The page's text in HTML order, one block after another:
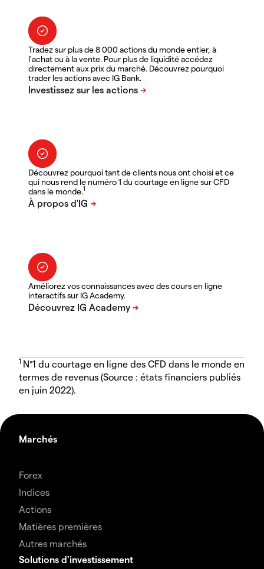
Tradez sur plus de 8 000 actions du monde entier, à
l'achat ou à la vente. Pour plus de liquidité accédez
directement aux prix du marché. Découvrez pourquoi
trader les actions avec IG Bank.
Découvrez pourquoi tant de clients nous ont choisi et ce
qui nous rend le numéro 1 du courtage en ligne sur CFD
dans le monde.1
Améliorez vos connaissances avec des cours en ligne
interactifs sur IG Academy.
1 N°1 du courtage en ligne des CFD dans le monde en
termes de revenus (Source : états financiers publiés
en juin 2022).
Marchés
Forex
Indices
Actions
Matières premières
Autres marchés
Solutions d'investissement